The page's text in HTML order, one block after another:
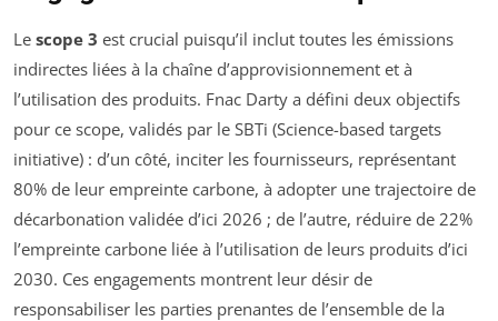
Le scope 3 est crucial puisqu’il inclut toutes les émissions
indirectes liées à la chaîne d’approvisionnement et à
l’utilisation des produits. Fnac Darty a défini deux objectifs
pour ce scope, validés par le SBTi (Science-based targets
initiative) : d’un côté, inciter les fournisseurs, représentant
80% de leur empreinte carbone, à adopter une trajectoire de
décarbonation validée d’ici 2026 ; de l’autre, réduire de 22%
l’empreinte carbone liée à l’utilisation de leurs produits d’ici
2030. Ces engagements montrent leur désir de
responsabiliser les parties prenantes de l’ensemble de la